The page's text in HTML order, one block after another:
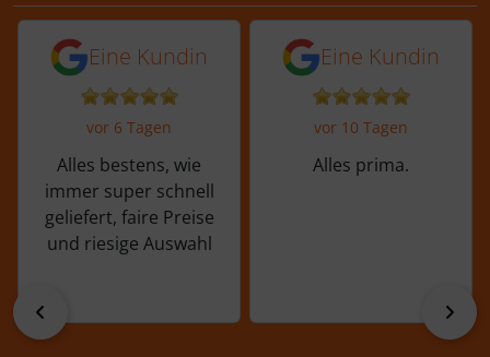
5 von 5 Sternen von einer Kundin vor
Eine Kundin
vor 6 Tagen
Alles bestens, wie
immer super schnell
geliefert, faire Preise
und riesige Auswahl
5 von 5 Sternen
Eine Kundin
vor 10 Tagen
Alles prima.
vor